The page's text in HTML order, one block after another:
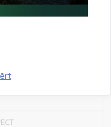
darbību un